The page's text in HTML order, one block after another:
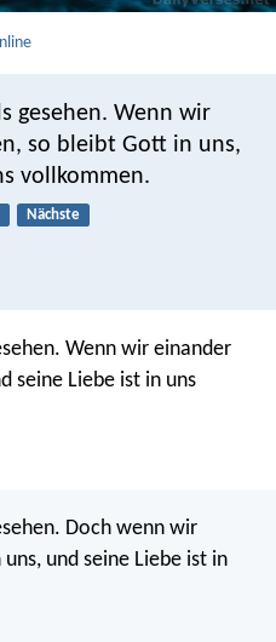
gesehen. Wenn wir
so bleibt Gott in uns,
vollkommen.
Nächste
Wenn wir einander
seine Liebe ist in uns
Doch wenn wir
und seine Liebe ist in